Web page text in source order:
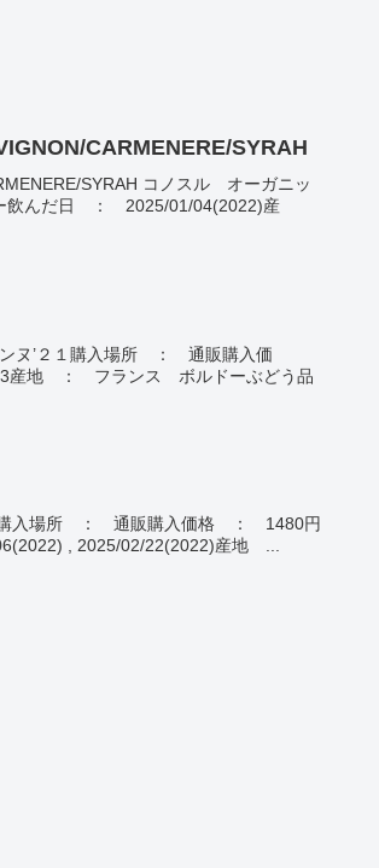
CARMENERE/SYRAH
SYRAH コノスル オーガニッ
飲んだ日 ： 2025/01/04(2022)産
ンヌ’２１購入場所 ： 通販購入価
地 ： フランス ボルドーぶどう品
購入場所 ： 通販購入価格 ： 1480円
, 2025/02/22(2022)産地 ...